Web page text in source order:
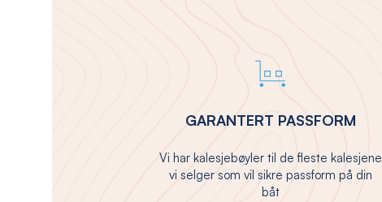
GARANTERT PASSFORM
Vi har kalesjebøyler til de fleste kalesjene
vi selger som vil sikre passform på din
båt